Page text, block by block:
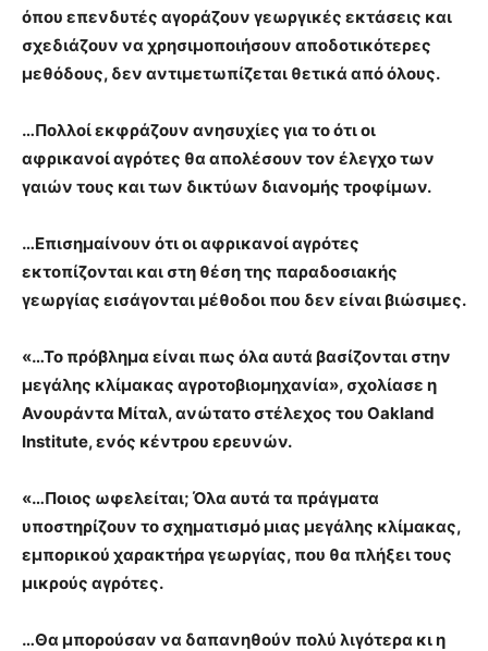
όπου επενδυτές αγοράζουν γεωργικές εκτάσεις και
σχεδιάζουν να χρησιμοποιήσουν αποδοτικότερες
μεθόδους, δεν αντιμετωπίζεται θετικά από όλους.
…Πολλοί εκφράζουν ανησυχίες για το ότι οι
αφρικανοί αγρότες θα απολέσουν τον έλεγχο των
γαιών τους και των δικτύων διανομής τροφίμων.
…Επισημαίνουν ότι οι αφρικανοί αγρότες
εκτοπίζονται και στη θέση της παραδοσιακής
γεωργίας εισάγονται μέθοδοι που δεν είναι βιώσιμες.
«…Το πρόβλημα είναι πως όλα αυτά βασίζονται στην
μεγάλης κλίμακας αγροτοβιομηχανία», σχολίασε η
Ανουράντα Μίταλ, ανώτατο στέλεχος του Oakland
Institute, ενός κέντρου ερευνών.
«…Ποιος ωφελείται; Όλα αυτά τα πράγματα
υποστηρίζουν το σχηματισμό μιας μεγάλης κλίμακας,
εμπορικού χαρακτήρα γεωργίας, που θα πλήξει τους
μικρούς αγρότες.
…Θα μπορούσαν να δαπανηθούν πολύ λιγότερα κι η